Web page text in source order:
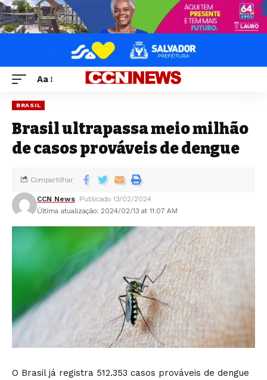
Aa
BRASIL
Brasil ultrapassa meio milhão
de casos prováveis de dengue
Última atualização: 2024/02/13 at 11:07 AM
CCN News Publicado 13/02/2024
Compartilhar
O Brasil já registra 512.353 casos prováveis de dengue